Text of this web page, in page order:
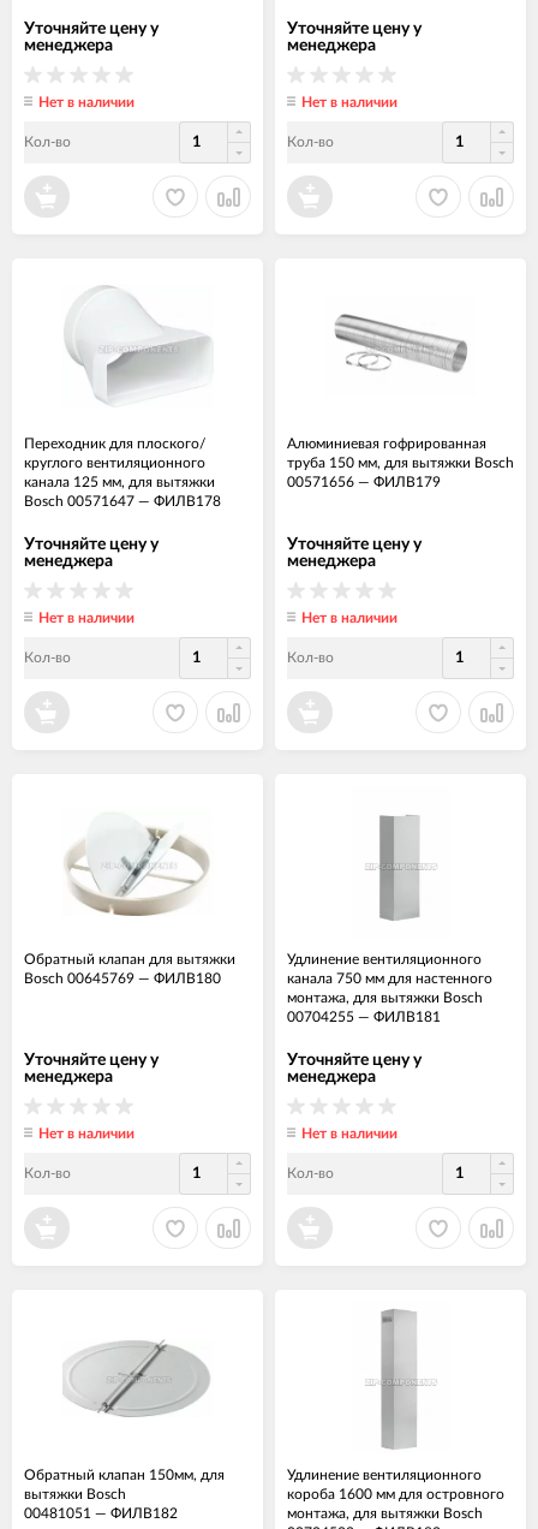
Уточняйте цену у
менеджера
Нет в наличии
Кол-во
Уточняйте цену у
менеджера
Нет в наличии
Кол-во
Переходник для плоского/
круглого вентиляционного
канала 125 мм, для вытяжки
Bosch 00571647 — ФИЛВ178
Уточняйте цену у
менеджера
Нет в наличии
Кол-во
Алюминиевая гофрированная
труба 150 мм, для вытяжки Bosch
00571656 — ФИЛВ179
Уточняйте цену у
менеджера
Нет в наличии
Кол-во
Обратный клапан для вытяжки
Bosch 00645769 — ФИЛВ180
Уточняйте цену у
менеджера
Нет в наличии
Кол-во
Удлинение вентиляционного
канала 750 мм для настенного
монтажа, для вытяжки Bosch
00704255 — ФИЛВ181
Уточняйте цену у
менеджера
Нет в наличии
Кол-во
Обратный клапан 150мм, для
вытяжки Bosch
00481051 — ФИЛВ182
Удлинение вентиляционного
короба 1600 мм для островного
монтажа, для вытяжки Bosch